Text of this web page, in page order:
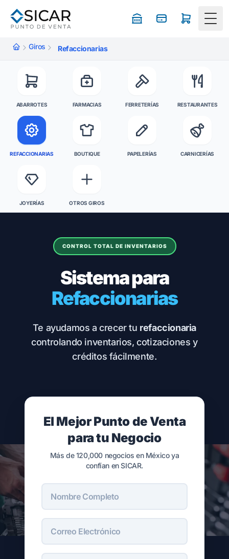
Giros Refaccionarias
ABARROTES FARMACIAS FERRETERÍAS RESTAURANTES
REFACCIONARIAS BOUTIQUE PAPELERÍAS CARNICERÍAS
JOYERÍAS OTROS GIROS
CONTROL TOTAL DE INVENTARIOS
Sistema para
Refaccionarias
Te ayudamos a crecer tu refaccionaria
controlando inventarios, cotizaciones y
créditos fácilmente.
El Mejor Punto de Venta
para tu Negocio
Más de 120,000 negocios en México ya
confían en SICAR.